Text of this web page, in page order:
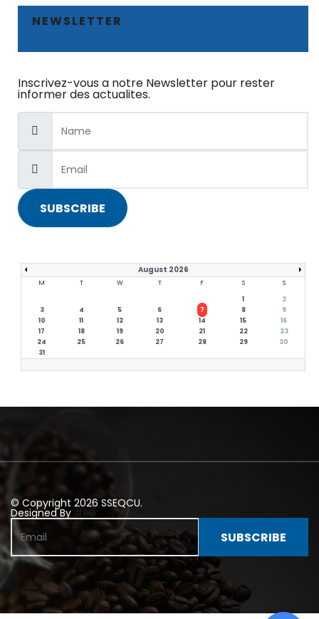
NEWSLETTER
Inscrivez-vous a notre Newsletter pour rester
informer des actualites.
SUBSCRIBE
August 2026
M T W T F S
S
1
2
3
4 5 6 7 8
9
10
11 12 13 14 15
16
17
18 19 20 21 22
23
24
25 26 27 28 29
30
31
© Copyright 2026 SSEQCU.
Designed By #RD
SUBSCRIBE